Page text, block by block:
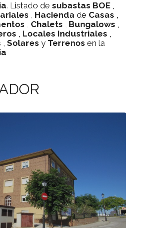
. Listado de subastas BOE ,
, Hacienda de Casas ,
, Chalets , Bungalows ,
, Locales Industriales ,
, Solares y Terrenos en la